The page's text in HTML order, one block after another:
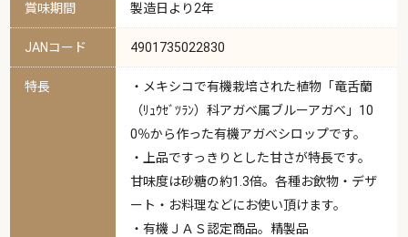
賞味期間 製造日より2年
JANコード 4901735022830
特長
・メキシコで有機栽培された植物「竜舌蘭
（ﾘｭｳｾﾞﾂﾗﾝ）科アガベ属ブルーアガベ」10
0％から作った有機アガベシロップです。
・上品ですっきりとした甘さが特長です。
甘味度は砂糖の約1.3倍。各種お飲物・デザ
ート・お料理などにお使い頂けます。
・有機ＪＡＳ認定商品。精製品